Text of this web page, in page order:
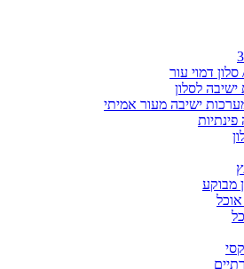
סלון דמוי עור
לסלון
ישיבה מעור אמיתי
מבוקע